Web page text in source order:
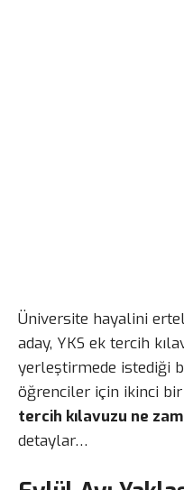
Üniversite hayalini
aday, YKS ek tercih
yerleştirmede istediği
öğrenciler için ikinci bir
tercih kılavuzu ne
detaylar…